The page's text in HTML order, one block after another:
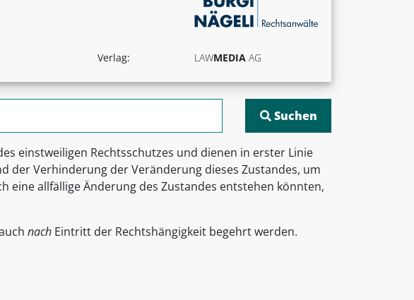
Verlag: LAWMEDIA AG
einstweiligen Rechtsschutzes und dienen in erster Linie
der Verhinderung der Veränderung dieses Zustandes, um
eine allfällige Änderung des Zustandes entstehen könnten,
nach Eintritt der Rechtshängigkeit begehrt werden.